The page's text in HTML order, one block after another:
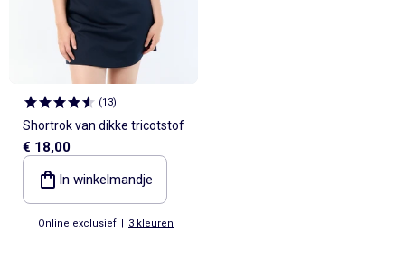
(13)
Shortrok van dikke tricotstof
€ 18,00
In winkelmandje
Online exclusief | 3 kleuren